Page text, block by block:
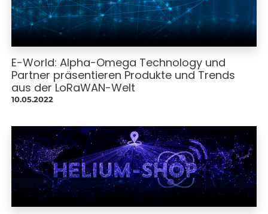
E-World: Alpha-Omega Technology und
Partner präsentieren Produkte und Trends
aus der LoRaWAN-Welt
10.05.2022